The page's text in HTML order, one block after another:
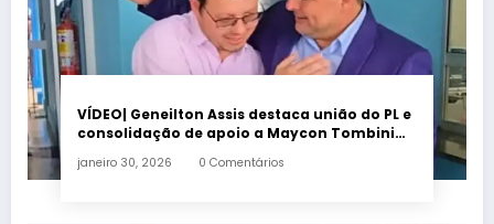
VÍDEO| Geneilton Assis destaca união do PL e
consolidação de apoio a Maycon Tombini
janeiro 30, 2026 0 Comentários